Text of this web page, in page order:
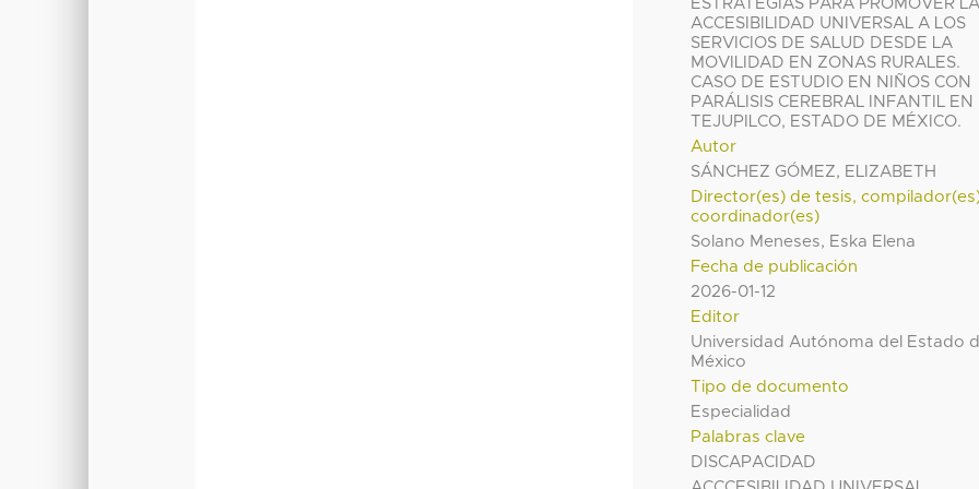
ESTRATEGÍAS PARA PROMOVER LA
ACCESIBILIDAD UNIVERSAL A LOS
SERVICIOS DE SALUD DESDE LA
MOVILIDAD EN ZONAS RURALES.
CASO DE ESTUDIO EN NIÑOS CON
PARÁLISIS CEREBRAL INFANTIL EN
TEJUPILCO, ESTADO DE MÉXICO.
Autor
SÁNCHEZ GÓMEZ, ELIZABETH
Director(es) de tesis,
coordinador(es)
Solano Meneses, Eska Elena
Fecha de publicación
2026-01-12
Editor
Universidad Autónoma del Estado
México
Tipo de documento
Especialidad
Palabras clave
DISCAPACIDAD